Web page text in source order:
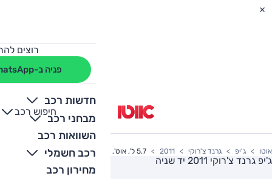
רוצים
פניה ב-WhatsApp
חדשות רכב
מבחני רכב
השוואות רכב
רכב חשמלי
מחירון רכב
חיפוש רכב
+
-
אוטו ג'יפ גרנד צ'רוקי 2011 5.7 ל', אוט', Overland
ג'יפ גרנד צ'רוקי 2011 יד שניה